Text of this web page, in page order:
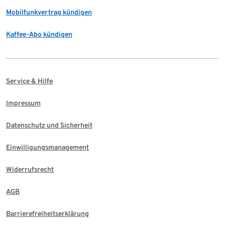
Mobilfunkvertrag kündigen
Kaffee-Abo kündigen
Service & Hilfe
Impressum
Datenschutz und Sicherheit
Einwilligungsmanagement
Widerrufsrecht
AGB
Barrierefreiheitserklärung